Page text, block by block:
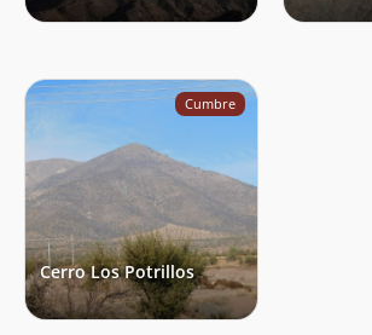
Cumbre
Cerro Los Potrillos